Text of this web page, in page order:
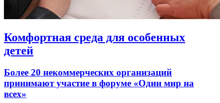
Комфортная среда для особенных
детей
Более 20 некоммерческих организаций
принимают участие в форуме «Один мир на
всех»